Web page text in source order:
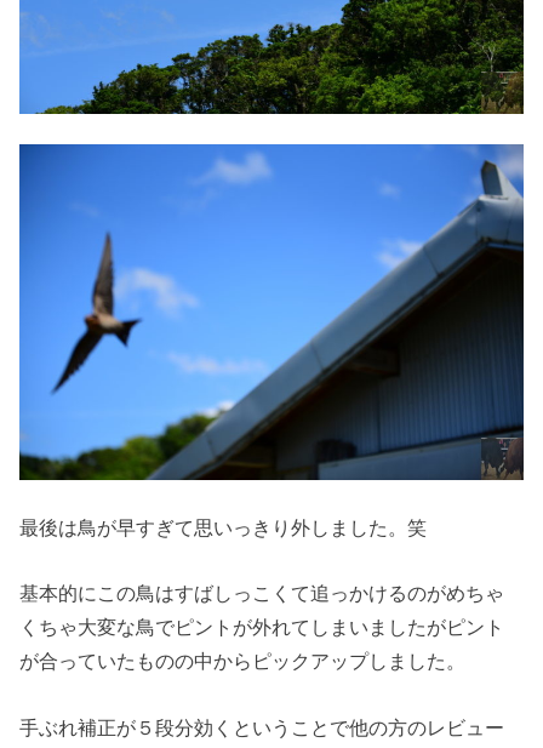
最後は鳥が早すぎて思いっきり外しました。笑
基本的にこの鳥はすばしっこくて追っかけるのがめちゃ
くちゃ大変な鳥でピントが外れてしまいましたがピント
が合っていたものの中からピックアップしました。
手ぶれ補正が５段分効くということで他の方のレビュー